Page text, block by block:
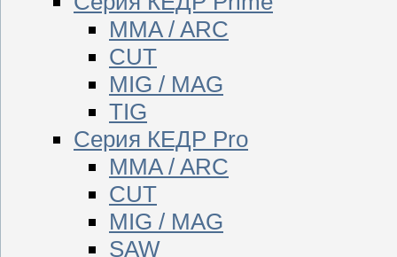
MMA / ARC
CUT
MIG / MAG
TIG
Серия КЕДР Pro
MMA / ARC
CUT
MIG / MAG
SAW